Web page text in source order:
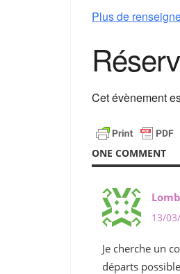
Plus de
Cet évènement
ONE COMMENT
13/
Je cherche un
départs